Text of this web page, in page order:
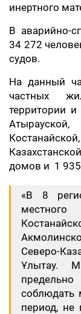
инертного
В аварийно-
34 272
судов.
На данный
частных
территории
домов и 1 935
«В 8
Северо-
Ұлытау.
соблюдать
период, не